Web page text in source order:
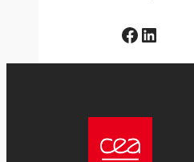
Facebook LinkedIn